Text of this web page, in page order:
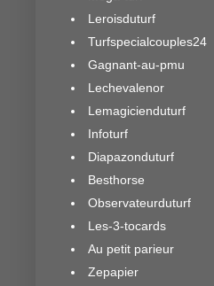
Leroisduturf
Turfspecialcouples24
Gagnant-au-pmu
Lechevalenor
Lemagicienduturf
Infoturf
Diapazonduturf
Besthorse
Observateurduturf
Les-3-tocards
Au petit parieur
Zepapier